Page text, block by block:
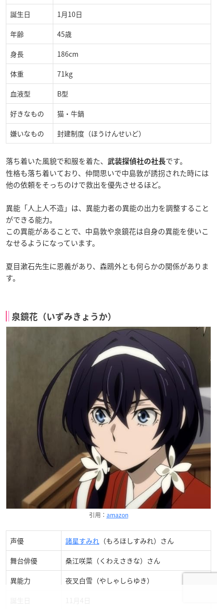
誕生日 1月10日
年齢 45歳
身長 186cm
体重 71kg
血液型 B型
好きなもの 猫・牛鍋
嫌いなもの 封建制度（ほうけんせいど）
落ち着いた風貌で和服を着た、 武装探偵社の社長です。
性格も落ち着いており、仲間思いで中島敦が誘拐された時には
他の依頼をそっちのけで救出を優先させるほど。
異能「人上人不造」は、異能力者の異能の出力を調整すること
ができる能力。
この異能があることで、中島敦や泉鏡花は自身の異能を使いこ
なせるようになっています。
夏目漱石先生に恩義があり、森鴎外とも何らかの関係がありま
す。
泉鏡花（いずみきょうか）
引用： amazon
声優 諸星すみれ （もろほしすみれ）さん
舞台俳優 桑江咲菜（くわえさきな）さん
異能力 夜叉白雪（やしゃしらゆき）